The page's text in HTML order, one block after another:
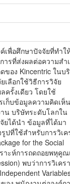
เพื่อศึกษาปัจจัยที่ทำใ
รที่ส่งผลต่อความสำ
ของ Kincentric ในบ
เลือกใช้วิธีการวิจัย
ครั้งเดียว โดยใช้
เก็บข้อมูลความคิดเห็
น บริษัทระดับโลกใน
ยได้นำ ข้อมูลที่ได้มา
ปที่ใช้สำหรับการวิเค
for the Social
าะห์การถดถอยพหุคูณ
พบว่าการวิเคร